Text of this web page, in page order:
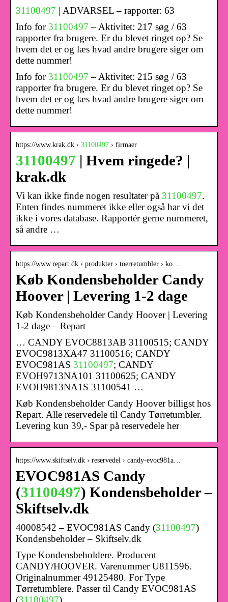
31100497 | ADVARSEL – rapporter: 63
Info for 31100497 – Aktivitet: 217 søg / 63
rapporter fra brugere. Er du blevet ringet op? Se
hvem det er og læs hvad andre brugere siger om
dette nummer!
Info for 31100497 – Aktivitet: 215 søg / 63
rapporter fra brugere. Er du blevet ringet op? Se
hvem det er og læs hvad andre brugere siger om
dette nummer!
https://www.krak.dk › 31100497 › firmaer
31100497 | Hvem ringede? |
krak.dk
Vi kan ikke finde nogen resultater på 31100497.
Enten findes nummeret ikke eller også har vi det
ikke i vores database. Rapportér gerne nummeret,
så andre …
https://www.repart.dk › produkter › toerretumbler › ko…
Køb Kondensbeholder Candy
Hoover | Levering 1-2 dage
Køb Kondensbeholder Candy Hoover | Levering
1-2 dage – Repart
… CANDY EVOC8813AB 31100515; CANDY
EVOC9813XA47 31100516; CANDY
EVOC981AS 31100497; CANDY
EVOH9713NA101 31100625; CANDY
EVOH9813NA1S 31100541 …
Køb Kondensbeholder Candy Hoover billigst hos
Repart. Alle reservedele til Candy Tørretumbler.
Levering kun 39,- Spar på reservedele her
https://www.skiftselv.dk › reservedel › candy-evoc981a…
EVOC981AS Candy
(31100497) Kondensbeholder –
Skiftselv.dk
40008542 – EVOC981AS Candy (31100497)
Kondensbeholder – Skiftselv.dk
Type Kondensbeholdere. Producent
CANDY/HOOVER. Varenummer U811596.
Originalnummer 49125480. For Type
Tørretumblere. Passer til Candy EVOC981AS
(31100497).